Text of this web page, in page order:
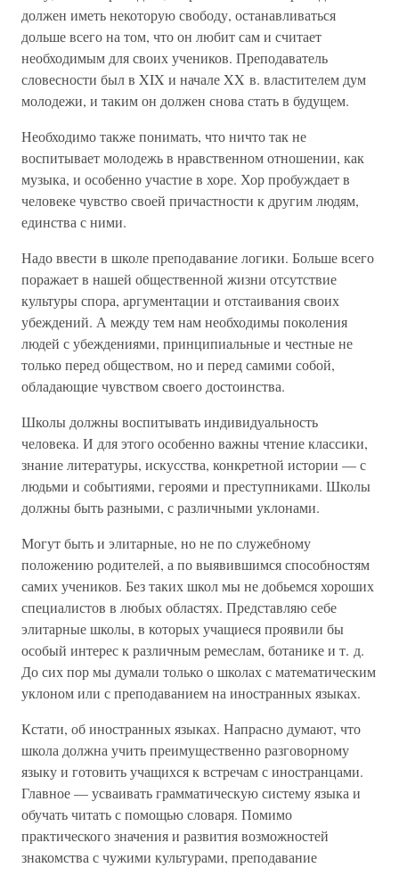
должен иметь некоторую свободу, останавливаться
дольше всего на том, что он любит сам и считает
необходимым для своих учеников. Преподаватель
словесности был в XIX и начале XX в. властителем дум
молодежи, и таким он должен снова стать в будущем.
Необходимо также понимать, что ничто так не
воспитывает молодежь в нравственном отношении, как
музыка, и особенно участие в хоре. Хор пробуждает в
человеке чувство своей причастности к другим людям,
единства с ними.
Надо ввести в школе преподавание логики. Больше всего
поражает в нашей общественной жизни отсутствие
культуры спора, аргументации и отстаивания своих
убеждений. А между тем нам необходимы поколения
людей с убеждениями, принципиальные и честные не
только перед обществом, но и перед самими собой,
обладающие чувством своего достоинства.
Школы должны воспитывать индивидуальность
человека. И для этого особенно важны чтение классики,
знание литературы, искусства, конкретной истории — с
людьми и событиями, героями и преступниками. Школы
должны быть разными, с различными уклонами.
Могут быть и элитарные, но не по служебному
положению родителей, а по выявившимся способностям
самих учеников. Без таких школ мы не добьемся хороших
специалистов в любых областях. Представляю себе
элитарные школы, в которых учащиеся проявили бы
особый интерес к различным ремеслам, ботанике и т. д.
До сих пор мы думали только о школах с математическим
уклоном или с преподаванием на иностранных языках.
Кстати, об иностранных языках. Напрасно думают, что
школа должна учить преимущественно разговорному
языку и готовить учащихся к встречам с иностранцами.
Главное — усваивать грамматическую систему языка и
обучать читать с помощью словаря. Помимо
практического значения и развития возможностей
знакомства с чужими культурами, преподавание